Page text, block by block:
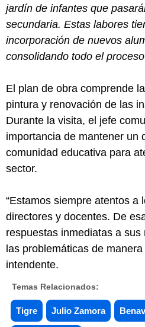
jardín de infantes que
secundaria. Estas labores
incorporación de nuevos
consolidando todo el
El plan de obra comprende
pintura y renovación de las
Durante la visita, el jefe
importancia de mantener un
comunidad educativa para
sector.
“Estamos siempre atentos a
directores y docentes. De
respuestas inmediatas a
las problemáticas de manera
intendente.
Temas Relacionados:
Tigre Julio Zamora